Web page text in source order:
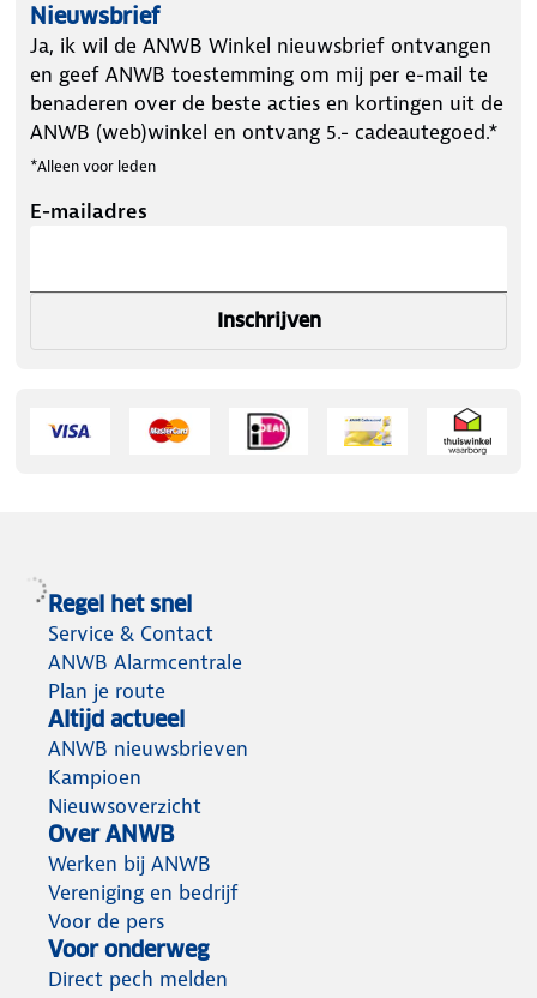
Nieuwsbrief
Ja, ik wil de ANWB Winkel nieuwsbrief ontvangen
en geef ANWB toestemming om mij per e-mail te
benaderen over de beste acties en kortingen uit de
ANWB (web)winkel en ontvang 5.- cadeautegoed.*
*Alleen voor leden
E-mailadres
Inschrijven
Regel het snel
Service & Contact
ANWB Alarmcentrale
Plan je route
Altijd actueel
ANWB nieuwsbrieven
Kampioen
Nieuwsoverzicht
Over ANWB
Werken bij ANWB
Vereniging en bedrijf
Voor de pers
Voor onderweg
Direct pech melden